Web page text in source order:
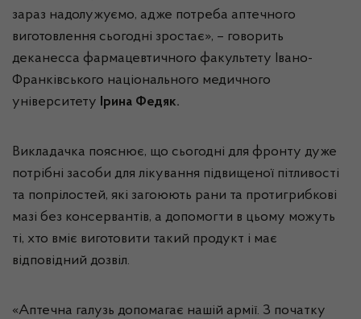
зараз надолужуємо, адже потреба аптечного
виготовлення сьогодні зростає», – говорить
деканесса фармацевтичного факультету Івано-
Франківського національного медичного
університету Ірина Федяк.
Викладачка пояснює, що сьогодні для фронту дуже
потрібні засоби для лікування підвищеної пітливості
та попрілостей, які загоюють рани та протигрибкові
мазі без консервантів, а допомогти в цьому можуть
ті, хто вміє виготовити такий продукт і має
відповідний дозвіл.
«Аптечна галузь допомагає нашій армії. З початку